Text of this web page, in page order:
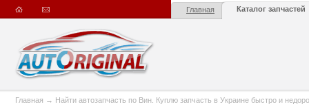
Главная Каталог запчастей
Главная → Найти автозапчасть по Вин. Куплю запчасть в Украине быстро и